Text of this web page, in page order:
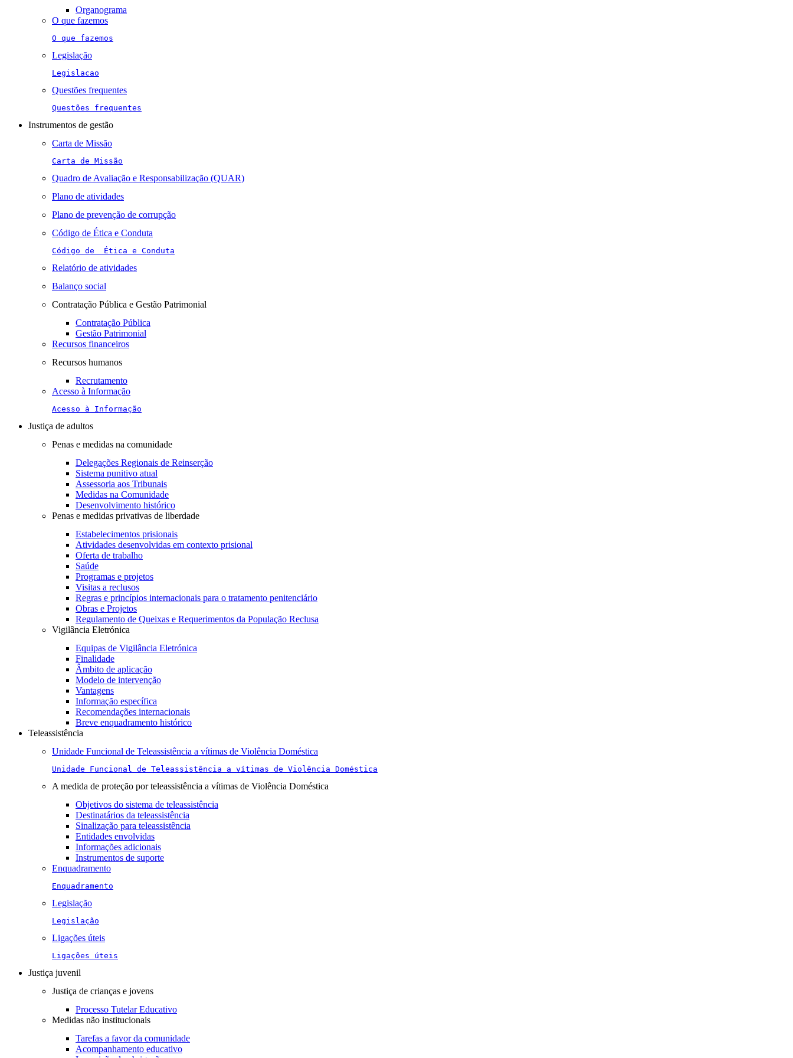
Organograma
O que fazemos
O que fazemos
Legislação
Legislacao
Questões frequentes
Questões frequentes
Instrumentos de gestão
Carta de Missão
Carta de Missão
Quadro de Avaliação e Responsabilização (QUAR)
Plano de atividades
Plano de prevenção de corrupção
Código de Ética e Conduta
Código de  Ética e Conduta
Relatório de atividades
Balanço social
Contratação Pública e Gestão Patrimonial
Contratação Pública
Gestão Patrimonial
Recursos financeiros
Recursos humanos
Recrutamento
Acesso à Informação
Acesso à Informação
Justiça de adultos
Penas e medidas na comunidade
Delegações Regionais de Reinserção
Sistema punitivo atual
Assessoria aos Tribunais
Medidas na Comunidade
Desenvolvimento histórico
Penas e medidas privativas de liberdade
Estabelecimentos prisionais
Atividades desenvolvidas em contexto prisional
Oferta de trabalho
Saúde
Programas e projetos
Visitas a reclusos
Regras e princípios internacionais para o tratamento penitenciário
Obras e Projetos
Regulamento de Queixas e Requerimentos da População Reclusa
Vigilância Eletrónica
Equipas de Vigilância Eletrónica
Finalidade
Âmbito de aplicação
Modelo de intervenção
Vantagens
Informação específica
Recomendações internacionais
Breve enquadramento histórico
Teleassistência
Unidade Funcional de Teleassistência a vítimas de Violência Doméstica
Unidade Funcional de Teleassistência a vítimas de Violência Doméstica
A medida de proteção por teleassistência a vítimas de Violência Doméstica
Objetivos do sistema de teleassistência
Destinatários da teleassistência
Sinalização para teleassistência
Entidades envolvidas
Informações adicionais
Instrumentos de suporte
Enquadramento
Enquadramento
Legislação
Legislação
Ligações úteis
Ligações úteis
Justiça juvenil
Justiça de crianças e jovens
Processo Tutelar Educativo
Medidas não institucionais
Tarefas a favor da comunidade
Acompanhamento educativo